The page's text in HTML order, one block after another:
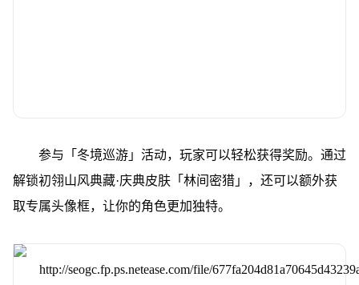
参与「冬境巡游」活动，玩家可以轻松获得奖励。通过
解锁初翎山风典藏·庆典皮肤「林间密猎」，还可以额外获
取专属头像框，让你的角色更加独特。